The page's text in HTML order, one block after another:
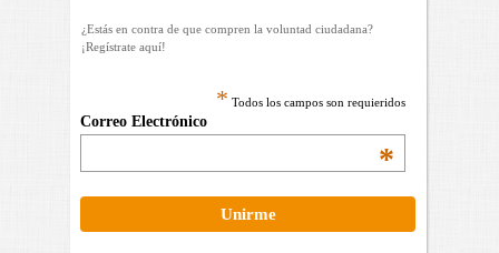
¿Estás en contra de que compren la voluntad ciudadana?
¡Regístrate aquí!
* Todos los campos son requieridos
Correo Electrónico
*